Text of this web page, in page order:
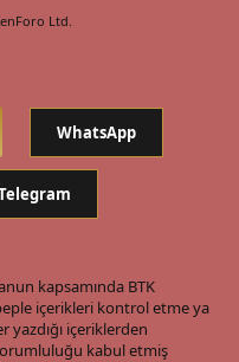
Ltd.
WhatsApp
kapsamında BTK
içerikleri kontrol etme ya
içeriklerden
kabul etmiş